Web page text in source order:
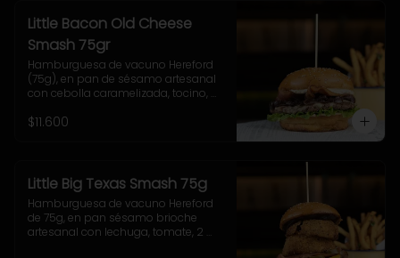
Little Bacon Old Cheese
Smash 75gr
Hamburguesa de vacuno Hereford
(75g), en pan de sésamo artesanal
con cebolla caramelizada, tocino,
casera Uncle Fletch. Incluye papas
$11.600
Little Big Texas Smash 75g
Hamburguesa de vacuno Hereford
de 75g, en pan sésamo brioche
artesanal con lechuga, tomate, 2